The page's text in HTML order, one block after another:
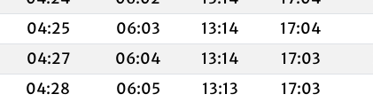
04:25 06:03 13:14 17:04
04:27 06:04 13:14 17:03
04:28 06:05 13:13 17:03